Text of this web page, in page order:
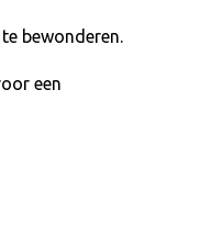
bewonderen.
een